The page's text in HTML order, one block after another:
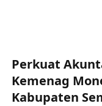
Perkuat
Kemenag
Kabupaten